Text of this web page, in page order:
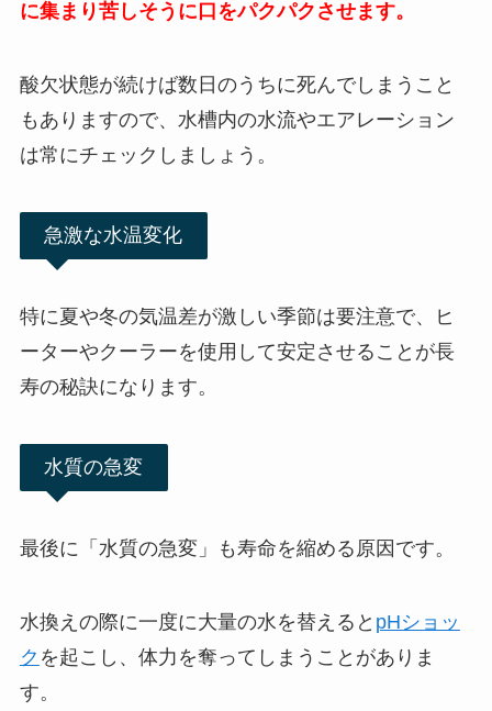
に集まり苦しそうに口をパクパクさせます。
酸欠状態が続けば数日のうちに死んでしまうこと
もありますので、水槽内の水流やエアレーション
は常にチェックしましょう。
急激な水温変化
特に夏や冬の気温差が激しい季節は要注意で、ヒ
ーターやクーラーを使用して安定させることが長
寿の秘訣になります。
水質の急変
最後に「水質の急変」も寿命を縮める原因です。
水換えの際に一度に大量の水を替えると pHショッ
ク を起こし、体力を奪ってしまうことがありま
す。